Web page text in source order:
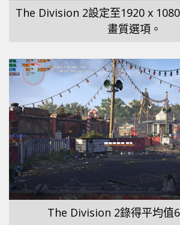
The Division 2設定至1920 x
畫質選項。
The Division 2錄得平均值